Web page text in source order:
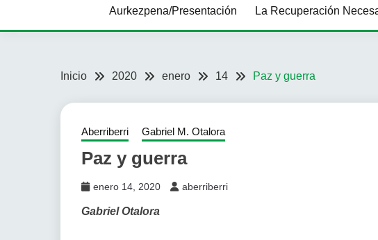
Aurkezpena/Presentación La Recuperación
Inicio 2020 enero 14 Paz y guerra
Aberriberri Gabriel M. Otalora
Paz y guerra
enero 14, 2020 aberriberri
Gabriel Otalora